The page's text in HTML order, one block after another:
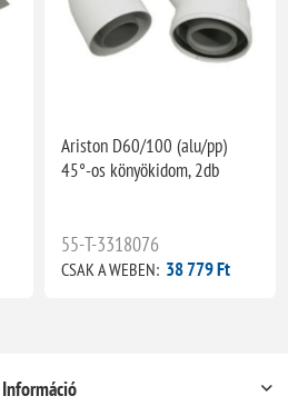
Ariston D60/100 (alu/pp)
45°-os könyökidom, 2db
55-T-3318076
CSAK A WEBEN: 38 779 Ft
Információ